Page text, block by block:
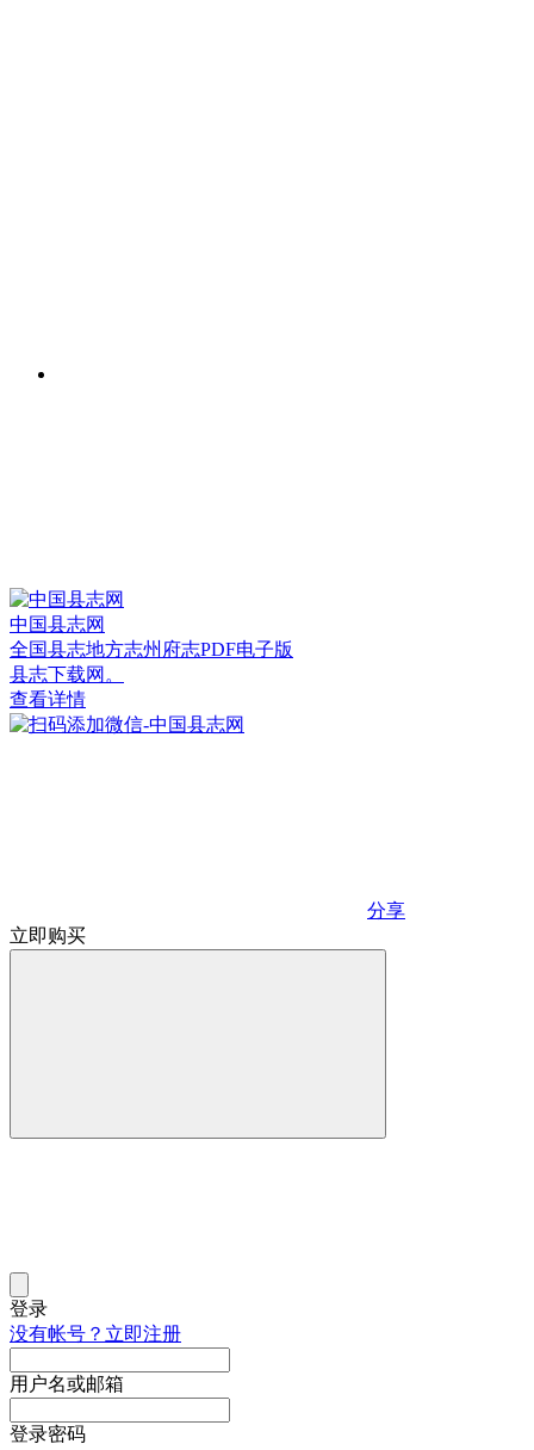
中国县志网
全国县志地方志州府志PDF电子版
县志下载网。
查看详情
分享
立即购买
登录
没有帐号？立即注册
用户名或邮箱
登录密码